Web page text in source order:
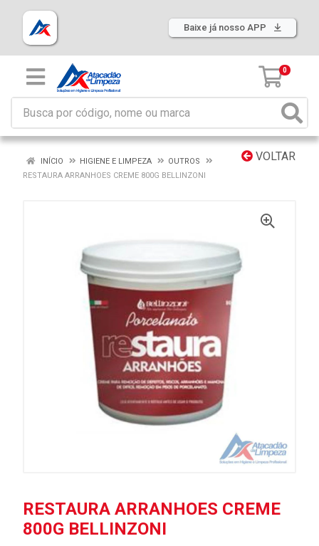
Baixe já nosso APP
0
VOLTAR
INÍCIO HIGIENE E LIMPEZA
OUTROS
RESTAURA ARRANHOES CREME 800G BELLINZONI
RESTAURA ARRANHOES CREME
800G BELLINZONI